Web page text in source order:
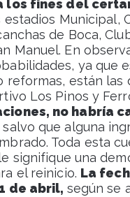
los fines del
estadios Municipal,
de Boca,
Manuel. En
ya que
reformas, están las
Los Pinos y
no habría
salvo que alguna
Toda esta
signifique una
el reinicio. La
de abril, según se